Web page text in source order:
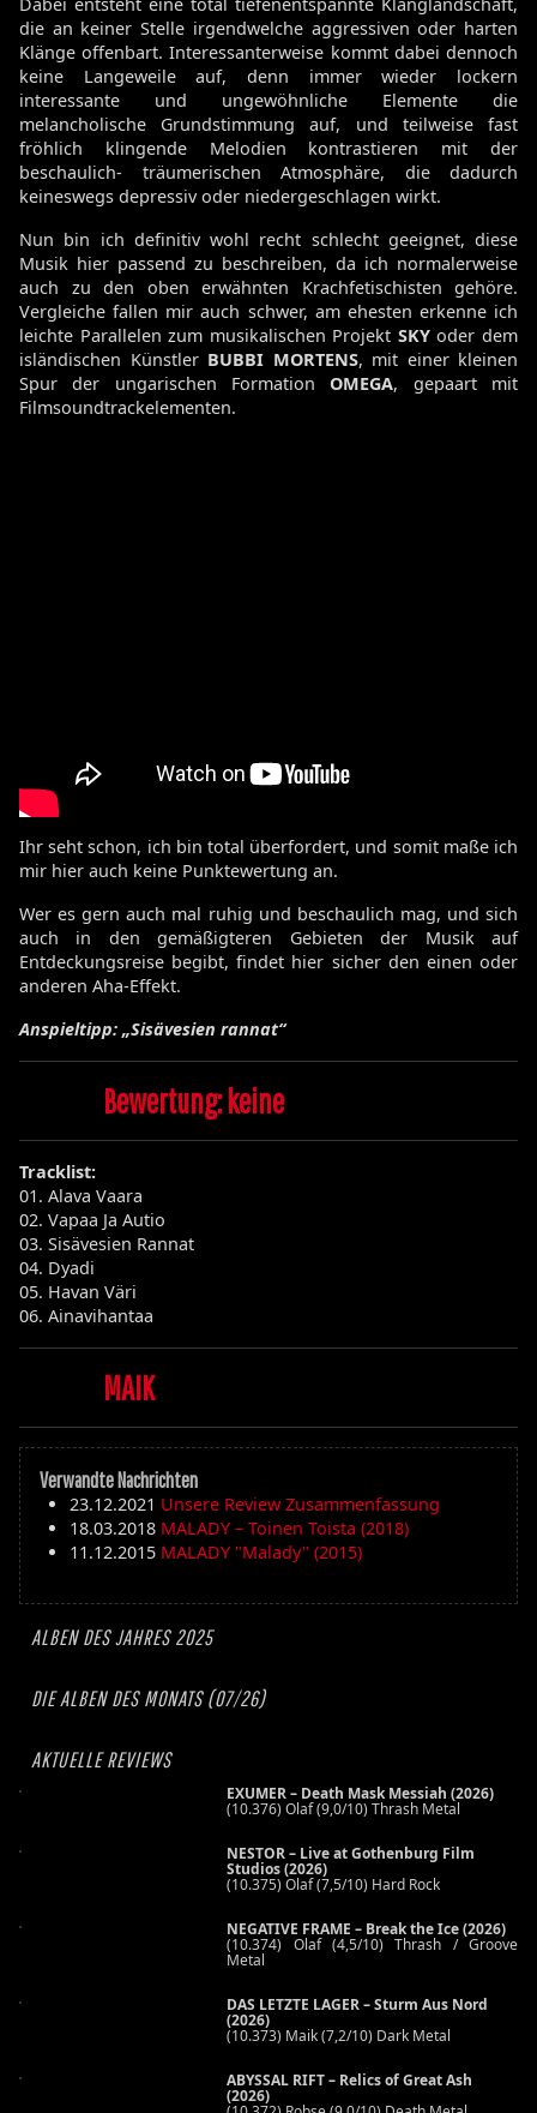
ALBEN DES JAHRES 2025
DIE ALBEN DES MONATS (07/26)
AKTUELLE REVIEWS
EXUMER – Death Mask Messiah (2026)
(10.376) Olaf (9,0/10) Thrash Metal
NESTOR – Live at Gothenburg Film
Studios (2026)
(10.375) Olaf (7,5/10) Hard Rock
NEGATIVE FRAME – Break the Ice (2026)
(10.374) Olaf (4,5/10) Thrash / Groove
Metal
DAS LETZTE LAGER – Sturm Aus Nord
(2026)
(10.373) Maik (7,2/10) Dark Metal
ABYSSAL RIFT – Relics of Great Ash
(2026)
die an keiner Stelle irgendwelche aggressiven oder harten
Klänge offenbart. Interessanterweise kommt dabei dennoch
keine Langeweile auf, denn immer wieder lockern
interessante und ungewöhnliche Elemente die
melancholische Grundstimmung auf, und teilweise fast
fröhlich klingende Melodien kontrastieren mit der
beschaulich- träumerischen Atmosphäre, die dadurch
keineswegs depressiv oder niedergeschlagen wirkt.
Nun bin ich definitiv wohl recht schlecht geeignet, diese
Musik hier passend zu beschreiben, da ich normalerweise
auch zu den oben erwähnten
Krachfetischisten gehöre.
Vergleiche fallen mir auch schwer, am ehesten erkenne ich
leichte Parallelen zum musikalischen Projekt SKYoder dem
isländischen Künstler BUBBI MORTENS, mit einer kleinen
Spur der ungarischen FormationOMEGA, gepaart mit
Filmsoundtrackelementen.
Ihr seht schon, ich bin total überfordert, und somit maße ich
mir hier auch keine Punktewertung an.
Wer es gern auch mal ruhig und beschaulich mag, und sich
auch in den gemäßigteren Gebieten der Musik auf
Entdeckungsreise begibt, findet hier sicher den einen oder
anderen Aha-Effekt.
Anspieltipp: „Sisävesien rannat“
Bewertung: keine
Tracklist:
01. Alava Vaara
02. Vapaa Ja Autio
03. Sisävesien Rannat
04. Dyadi
05. Havan Väri
06. Ainavihantaa
MAIK
Verwandte Nachrichten
23.12.2021 Unsere Review Zusammenfassung
18.03.2018 MALADY – Toinen Toista (2018)
11.12.2015 MALADY "Malady" (2015)